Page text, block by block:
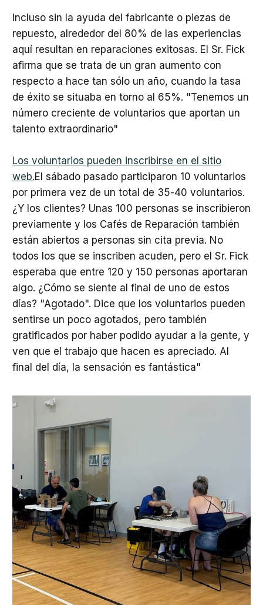
Incluso sin la ayuda del fabricante o piezas de
repuesto, alrededor del 80% de las experiencias
aquí resultan en reparaciones exitosas. El Sr. Fick
afirma que se trata de un gran aumento con
respecto a hace tan sólo un año, cuando la tasa
de éxito se situaba en torno al 65%. "Tenemos un
número creciente de voluntarios que aportan un
talento extraordinario"
Los voluntarios pueden inscribirse en el sitio
web.El sábado pasado participaron 10 voluntarios
por primera vez de un total de 35-40 voluntarios.
¿Y los clientes? Unas 100 personas se inscribieron
previamente y los Cafés de Reparación también
están abiertos a personas sin cita previa. No
todos los que se inscriben acuden, pero el Sr. Fick
esperaba que entre 120 y 150 personas aportaran
algo. ¿Cómo se siente al final de uno de estos
días? "Agotado". Dice que los voluntarios pueden
sentirse un poco agotados, pero también
gratificados por haber podido ayudar a la gente, y
ven que el trabajo que hacen es apreciado. Al
final del día, la sensación es fantástica"